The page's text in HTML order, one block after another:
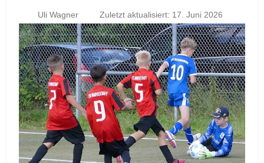
Uli Wagner Zuletzt aktualisiert: 17. Juni 2026